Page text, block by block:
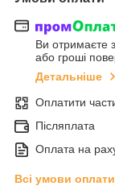
Ви отримаєте
або гроші
Детальніше
Оплатити
Післяплата
Оплата на
Всі умови оплати